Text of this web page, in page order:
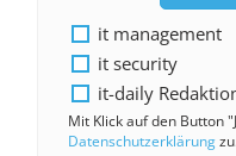
it management
it security
it-daily
Mit Klick auf den Button
Datenschutzerklärung